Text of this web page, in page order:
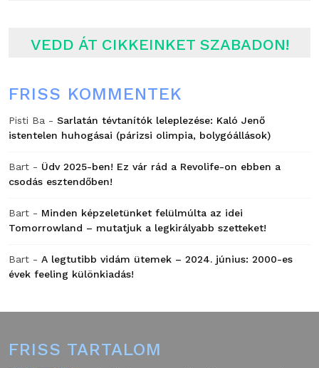
VEDD ÁT CIKKEINKET SZABADON!
FRISS KOMMENTEK
Pisti Ba - Sarlatán tévtanítók leleplezése: Kaló Jenő
istentelen huhogásai (párizsi olimpia, bolygóállások)
Bart - Üdv 2025-ben! Ez vár rád a Revolife-on ebben a
csodás esztendőben!
Bart - Minden képzeletünket felülmúlta az idei
Tomorrowland – mutatjuk a legkirályabb szetteket!
Bart - A legtutibb vidám ütemek – 2024. június: 2000-es
évek feeling különkiadás!
FRISS TARTALOM